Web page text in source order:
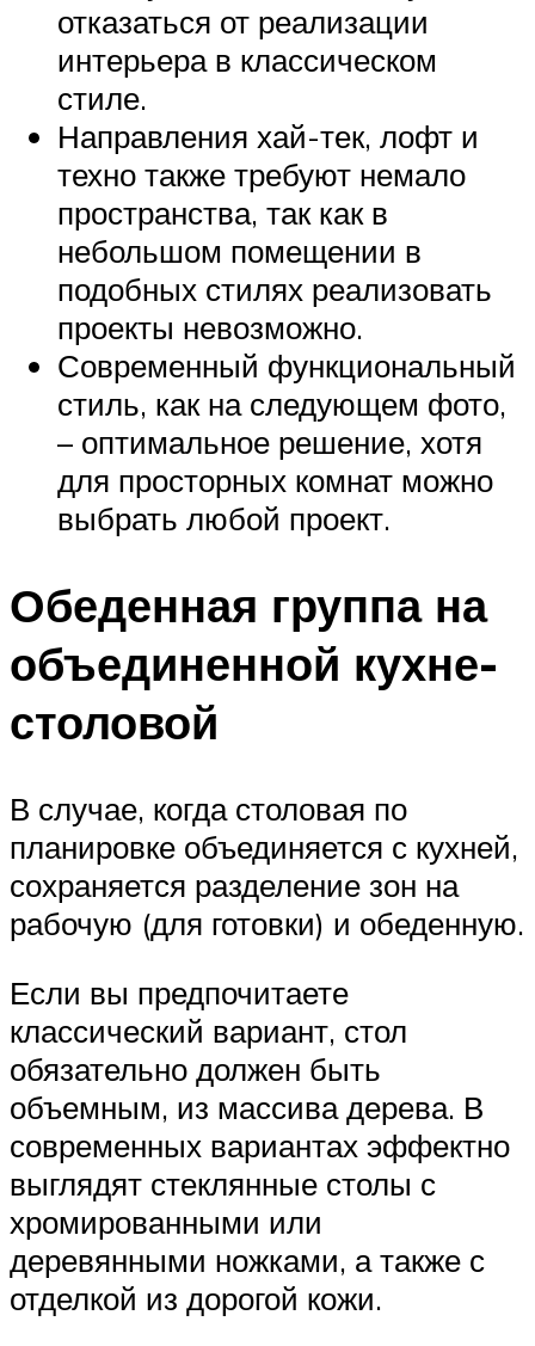
отказаться от реализации
интерьера в классическом
стиле.
Направления хай-тек, лофт и
техно также требуют немало
пространства, так как в
небольшом помещении в
подобных стилях реализовать
проекты невозможно.
Современный функциональный
стиль, как на следующем фото,
– оптимальное решение, хотя
для просторных комнат можно
выбрать любой проект.
Обеденная группа на
объединенной кухне-
столовой
В случае, когда столовая по
планировке объединяется с кухней,
сохраняется разделение зон на
рабочую (для готовки) и обеденную.
Если вы предпочитаете
классический вариант, стол
обязательно должен быть
объемным, из массива дерева. В
современных вариантах эффектно
выглядят стеклянные столы с
хромированными или
деревянными ножками, а также с
отделкой из дорогой кожи.